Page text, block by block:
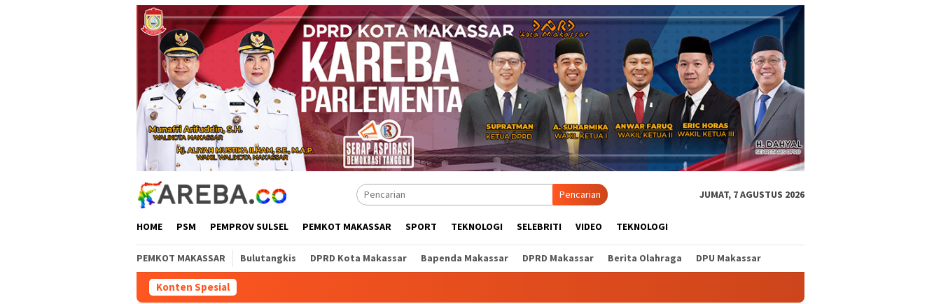
Pencarian JUMAT, 7 AGUSTUS 2026
HOME PSM PEMPROV SULSEL PEMKOT MAKASSAR SPORT TEKNOLOGI SELEBRITI VIDEO TEKNOLOGI
PEMKOT MAKASSAR Bulutangkis DPRD Kota Makassar Bapenda Makassar DPRD Makassar Berita Olahraga DPU Makassar
Konten Spesial